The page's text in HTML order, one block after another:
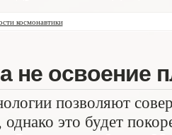
космонавтики
не освоение
позволяют
это будет